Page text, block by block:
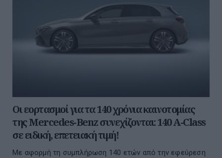
Οι εορτασμοί για τα 140 χρόνια καινοτομίας
της Mercedes-Benz συνεχίζονται: 140 A-Class
σε ειδική, επετειακή τιμή!
Με αφορμή τη συμπλήρωση 140 ετών από την εφεύρεση